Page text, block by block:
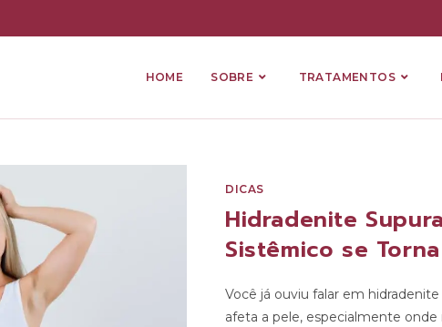
HOME SOBRE TRATAMENTOS
DICAS
Hidradenite
Sistêmico se
Você já ouviu falar em
afeta a pele, especialmente onde